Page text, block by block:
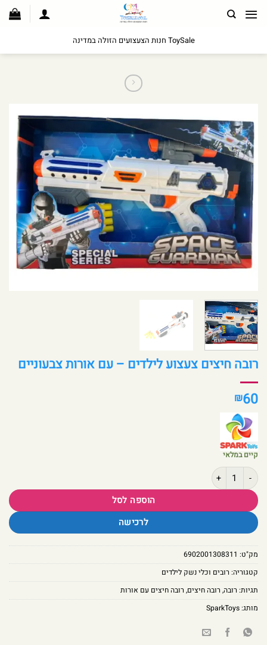
לתוכן
ToySale חנות הצעצועים הזולה במדינה
רובה חיצים צעצוע לילדים – עם אורות צבעוניים
₪60
קיים במלאי
כמות של רובה חיצים צעצוע לילדים – עם אורות צבעוניים
הוספה לסל
לרכישה
מק"ט: 6902001308311
קטגוריה: רובים וכלי נשק לילדים
תגיות: רובה, רובה חיצים, רובה חיצים עם אורות
מותג:SparkToys